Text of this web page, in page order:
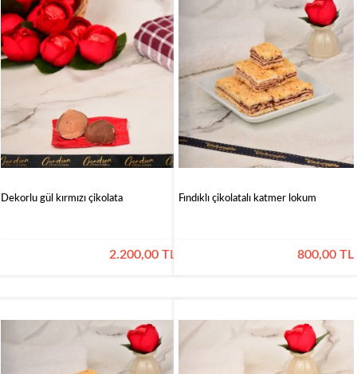
Dekorlu gül kırmızı çikolata
2.200,00 TL
Fındıklı çikolatalı katmer lokum
800,00 TL